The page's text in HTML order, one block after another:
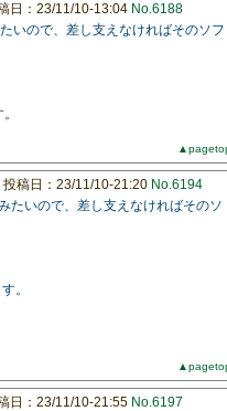
日：23/11/10-13:04 No.6188
いので、差し支えなければそのソフ
投稿日：23/11/10-21:20 No.6194
たいので、差し支えなければそのソ
。
日：23/11/10-21:55 No.6197